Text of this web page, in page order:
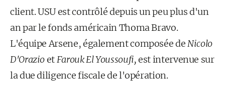
client. USU est contrôlé depuis un peu plus d'un
an par le fonds américain Thoma Bravo.
L'équipe Arsene, également composée deNicolo
D'OrazioetFarouk El Youssoufi,est intervenue sur
la due diligence fiscale de l'opération.